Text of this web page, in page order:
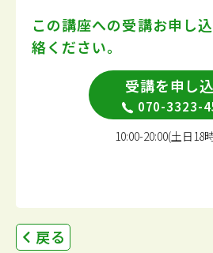
この講座への受講お申し
絡ください。
受講を申し
070-3323-
10:00-20:00(土日18
戻る